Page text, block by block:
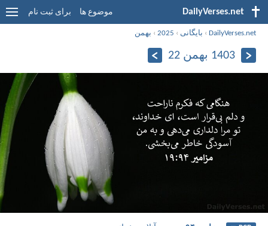
DailyVerses.net موضوع ها برای ثبت نام
DailyVerses.net
› بایگانی ›
2025
› بهمن
1403 بهمن 22